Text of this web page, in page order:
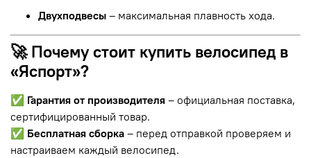
Двухподвесы – максимальная плавность хода.
🚀 Почему стоит купить велосипед в
«Яспорт»?
✅ Гарантия от производителя – официальная поставка,
сертифицированный товар.
✅ Бесплатная сборка – перед отправкой проверяем и
настраиваем каждый велосипед.